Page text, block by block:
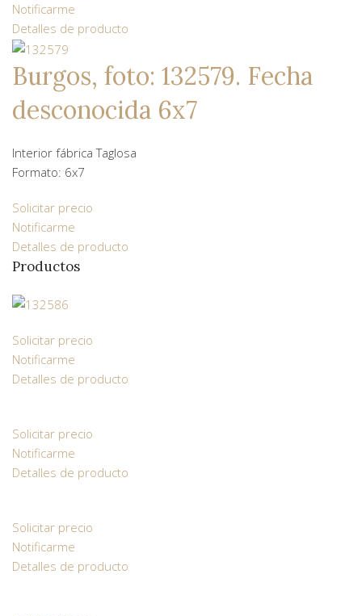
Notificarme
Detalles de producto
Burgos, foto: 132579. Fecha
desconocida 6x7
Interior fábrica Taglosa
Formato: 6x7
Solicitar precio
Notificarme
Detalles de producto
Productos
Solicitar precio
Notificarme
Detalles de producto
Solicitar precio
Notificarme
Detalles de producto
Solicitar precio
Notificarme
Detalles de producto